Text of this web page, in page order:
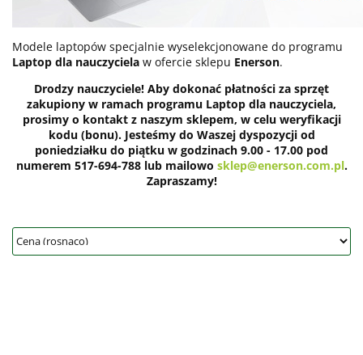
Modele laptopów specjalnie wyselekcjonowane do programu
Laptop dla nauczyciela w ofercie sklepu Enerson.
Drodzy nauczyciele! Aby dokonać płatności za sprzęt
zakupiony w ramach programu Laptop dla nauczyciela,
prosimy o kontakt z naszym sklepem, w celu weryfikacji
kodu (bonu). Jesteśmy do Waszej dyspozycji od
poniedziałku do piątku w godzinach 9.00 - 17.00 pod
numerem 517-694-788 lub mailowo sklep@enerson.com.pl.
Zapraszamy!